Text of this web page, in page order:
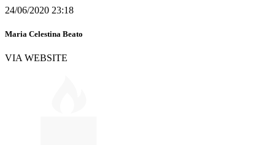
24/06/2020 23:18
Maria Celestina Beato
VIA WEBSITE